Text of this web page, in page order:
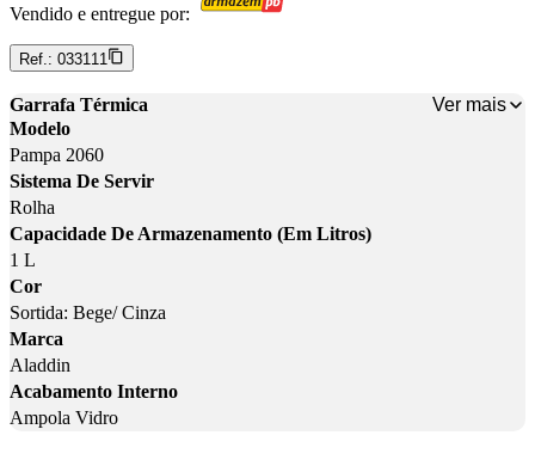
Vendido e entregue por:
Ref.: 033111
Garrafa Térmica
Ver mais
Modelo
Pampa 2060
Sistema De Servir
Rolha
Capacidade De Armazenamento (Em Litros)
1 L
Cor
Sortida: Bege/ Cinza
Marca
Aladdin
Acabamento Interno
Ampola Vidro